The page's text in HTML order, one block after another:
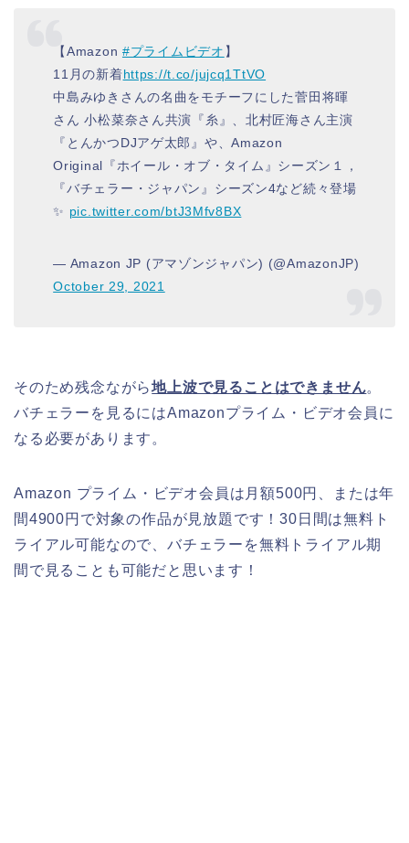
【Amazon #プライムビデオ 】
11月の新着https://t.co/jujcq1TtVO
中島みゆきさんの名曲をモチーフにした菅田将暉
さん 小松菜奈さん共演『糸』、北村匠海さん主演
『とんかつDJアゲ太郎』や、Amazon
Original『ホイール・オブ・タイム』シーズン１，
『バチェラー・ジャパン』シーズン4など続々登場
✨ pic.twitter.com/btJ3Mfv8BX
— Amazon JP (アマゾンジャパン) (@AmazonJP)
October 29, 2021
そのため残念ながら地上波で見ることはできません。
バチェラーを見るにはAmazonプライム・ビデオ会員に
なる必要があります。
Amazon プライム・ビデオ会員は月額500円、または年
間4900円で対象の作品が見放題です！30日間は無料ト
ライアル可能なので、バチェラーを無料トライアル期
間で見ることも可能だと思います！